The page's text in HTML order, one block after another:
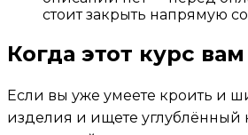
стоит закрыть напрямую
Когда этот курс
Если вы уже умеете кроить и
изделия и ищете углублённый